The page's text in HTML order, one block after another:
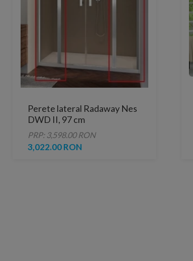
Perete lateral Radaway Nes
DWD II, 97 cm
PRP: 3,598.00 RON
3,022.00 RON